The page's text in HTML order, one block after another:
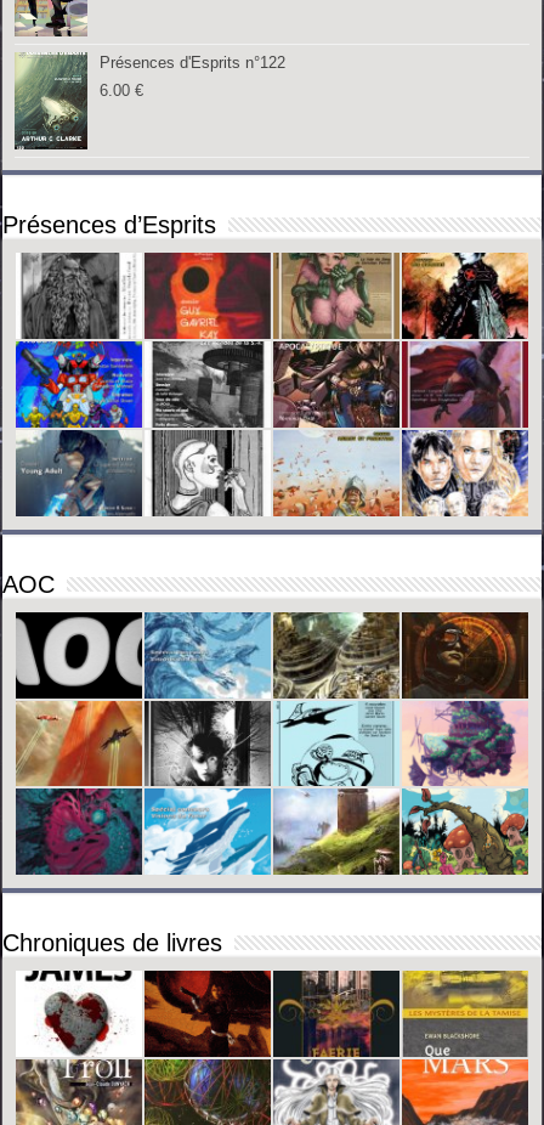
Présences d'Esprits n°122
6.00€
Présences d’Esprits
AOC
Chroniques de livres